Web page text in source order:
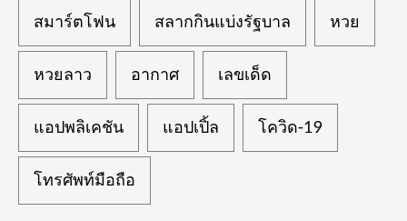
สมาร์ตโฟน สลากกินแบ่งรัฐบาล หวย
หวยลาว อากาศ เลขเด็ด
แอปพลิเคชัน แอปเปิ้ล โควิด-19
โทรศัพท์มือถือ